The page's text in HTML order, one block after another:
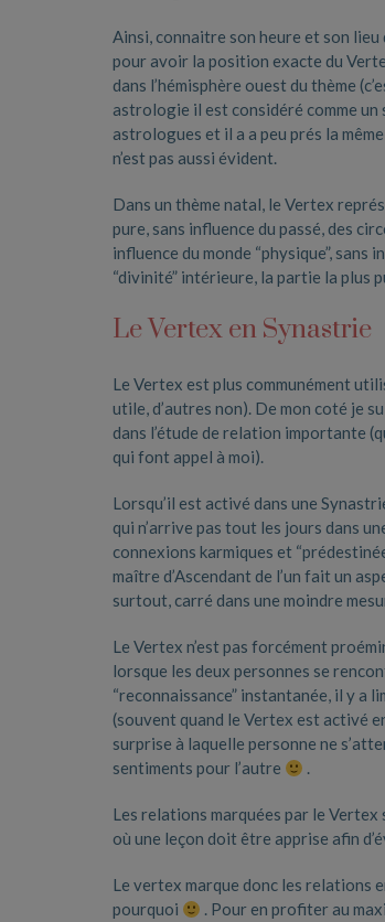
Ainsi, connaitre son heure et son lieu
pour avoir la position exacte du
dans l’hémisphère ouest du thème
astrologie il est considéré comme un
astrologues et il a a peu prés la
n’est pas aussi évident.
Dans un thème natal, le Vertex
pure, sans influence du passé, des
influence du monde “physique”, sans
“divinité” intérieure, la partie la plus
Le Vertex en Synastrie
Le Vertex est plus communément
utile, d’autres non). De mon coté je
dans l’étude de relation importante
qui font appel à moi).
Lorsqu’il est activé dans une
qui n’arrive pas tout les jours dans
connexions karmiques et
maître d’Ascendant de l’un fait un
surtout, carré dans une moindre
Le Vertex n’est pas forcément
lorsque les deux personnes se
“reconnaissance” instantanée, il y a
(souvent quand le Vertex est activé
surprise à laquelle personne ne
sentiments pour l’autre
.
Les relations marquées par le
où une leçon doit être apprise afin
Le vertex marque donc les relations
pourquoi
. Pour en profiter au